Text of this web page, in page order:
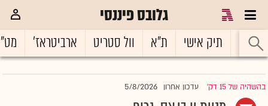
גלובס פיננסי
ראשי תיק אישי ת"א וול סטריט ארביטראז'
בהשהיה של 15 דק' |עדכון אחרון 5/8/2026